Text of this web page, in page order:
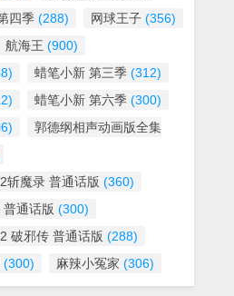
四季 (288) 网球王子 (356)
航海王 (900)
蜡笔小新 第三季 (312)
蜡笔小新 第六季 (300)
郭德纲相声动画版全集
斩魔录 普通话版 (360)
通话版 (300)
破邪传 普通话版 (288)
(300) 麻辣小冤家 (306)